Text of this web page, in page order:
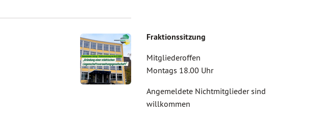
Fraktionssitzung
Mitgliederoffen
Montags 18.00 Uhr
Angemeldete Nichtmitglieder sind
willkommen